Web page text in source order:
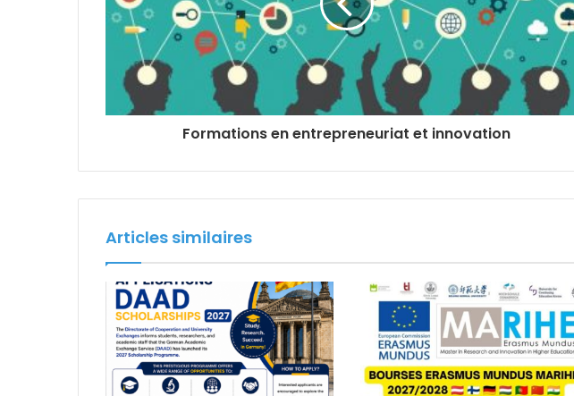
Formations en entrepreneuriat et innovation
Articles similaires